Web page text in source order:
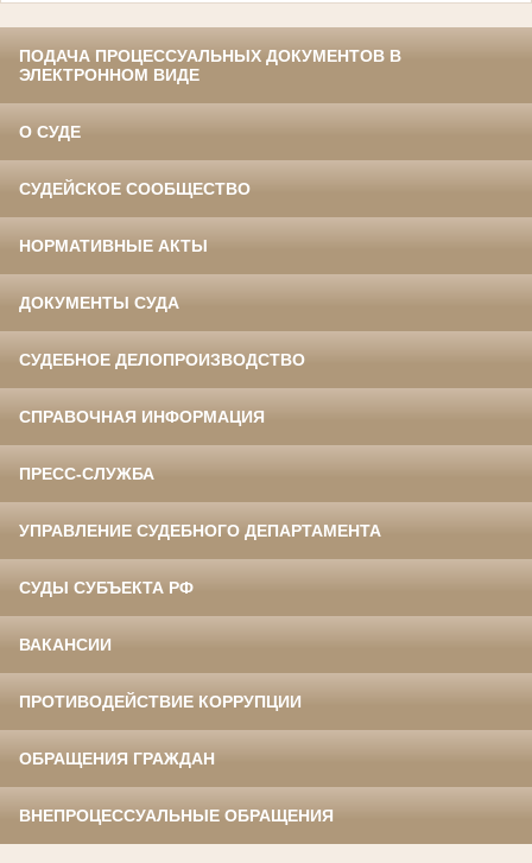
ПОДАЧА ПРОЦЕССУАЛЬНЫХ ДОКУМЕНТОВ В
ЭЛЕКТРОННОМ ВИДЕ
О СУДЕ
СУДЕЙСКОЕ СООБЩЕСТВО
НОРМАТИВНЫЕ АКТЫ
ДОКУМЕНТЫ СУДА
СУДЕБНОЕ ДЕЛОПРОИЗВОДСТВО
СПРАВОЧНАЯ ИНФОРМАЦИЯ
ПРЕСС-СЛУЖБА
УПРАВЛЕНИЕ СУДЕБНОГО ДЕПАРТАМЕНТА
СУДЫ СУБЪЕКТА РФ
ВАКАНСИИ
ПРОТИВОДЕЙСТВИЕ КОРРУПЦИИ
ОБРАЩЕНИЯ ГРАЖДАН
ВНЕПРОЦЕССУАЛЬНЫЕ ОБРАЩЕНИЯ